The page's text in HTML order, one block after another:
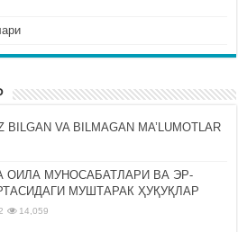
BILGAN VA BILMAGAN MA’LUMOTLAR
ОИЛА МУНОСАБАТЛАРИ ВА ЭР-
МУШТАРАК ҲУҚУҚЛАР
14,059